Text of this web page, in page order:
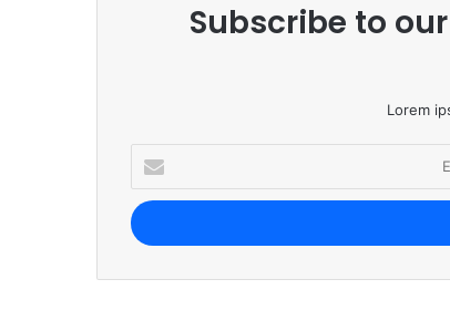
Subscribe to
Lorem
e